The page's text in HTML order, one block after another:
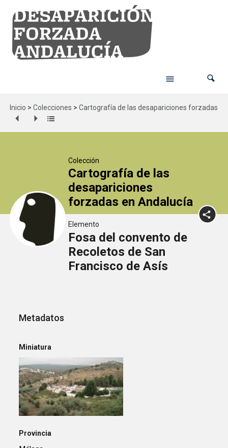
Inicio > Colecciones > Cartografía de las desapariciones forzadas
Colección
Cartografía de las
desapariciones
forzadas en Andalucía
Elemento
Fosa del convento de
Recoletos de San
Francisco de Asís
Metadatos
Miniatura
Provincia